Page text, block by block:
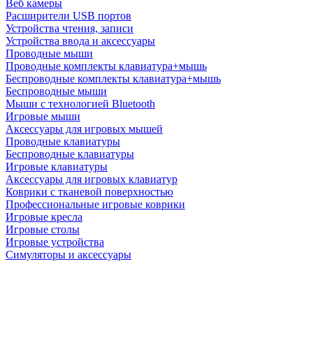
Веб камеры
Расширители USB портов
Устройства чтения, записи
Устройства ввода и аксессуары
Проводные мыши
Проводные комплекты клавиатура+мышь
Беспроводные комплекты клавиатура+мышь
Беспроводные мыши
Мыши с технологией Bluetooth
Игровые мыши
Аксессуары для игровых мышей
Проводные клавиатуры
Беспроводные клавиатуры
Игровые клавиатуры
Аксессуары для игровых клавиатур
Коврики с тканевой поверхностью
Профессиональные игровые коврики
Игровые кресла
Игровые столы
Игровые устройства
Симуляторы и аксессуары